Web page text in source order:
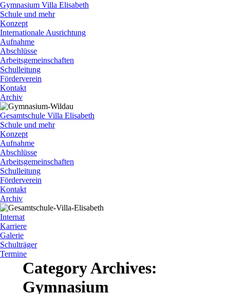
Gymnasium Villa Elisabeth
Schule und mehr
Konzept
Internationale Ausrichtung
Aufnahme
Abschlüsse
Arbeitsgemeinschaften
Schulleitung
Förderverein
Kontakt
Archiv
Gesamtschule Villa Elisabeth
Schule und mehr
Konzept
Aufnahme
Abschlüsse
Arbeitsgemeinschaften
Schulleitung
Förderverein
Kontakt
Archiv
Internat
Karriere
Galerie
Schulträger
Termine
Category Archives:
Gymnasium